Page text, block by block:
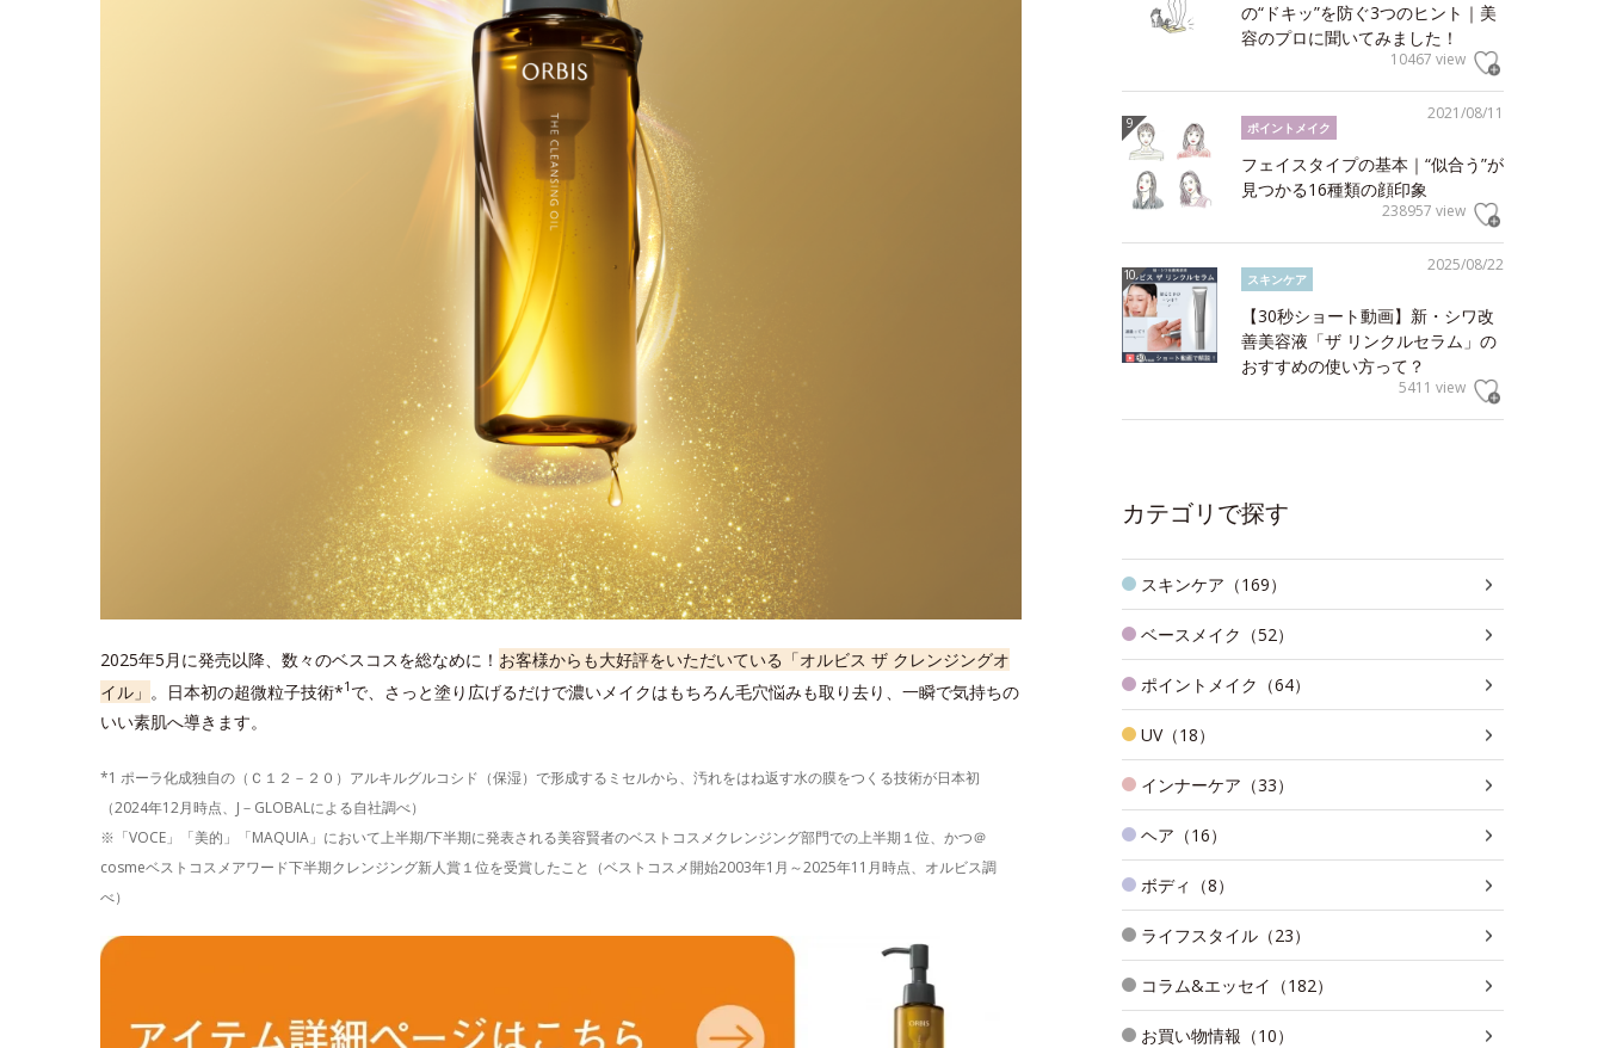
2025年5月に発売以降、数々のベスコスを総なめに！ お客様からも大好評をいただいている「オルビス ザ クレンジングオ
イル」 。日本初の超微粒子技術*1 で、さっと塗り広げるだけで濃いメイクはもちろん毛穴悩みも取り去り、一瞬で気持ちの
いい素肌へ導きます。
*1 ポーラ化成独自の（Ｃ１２－２０）アルキルグルコシド（保湿）で形成するミセルから、汚れをはね返す水の膜をつくる技術が日本初
（2024年12月時点、J－GLOBALによる自社調べ）
※「VOCE」「美的」「MAQUIA」において上半期/下半期に発表される美容賢者のベストコスメクレンジング部門での上半期１位、かつ＠
cosmeベストコスメアワード下半期クレンジング新人賞１位を受賞したこと（ベストコスメ開始2003年1月～2025年11月時点、オルビス調
べ）
の“ドキッ”を防ぐ3つのヒント｜美
容のプロに聞いてみました！
10467 view
2021/08/11
ポイントメイク
フェイスタイプの基本｜“似合う”が
見つかる16種類の顔印象
238957 view
2025/08/22
スキンケア
【30秒ショート動画】新・シワ改
善美容液「ザ リンクルセラム」の
おすすめの使い方って？
5411 view
カテゴリで探す
スキンケア（169）
ベースメイク（52）
ポイントメイク（64）
UV（18）
インナーケア（33）
ヘア（16）
ボディ（8）
ライフスタイル（23）
コラム&エッセイ（182）
お買い物情報（10）